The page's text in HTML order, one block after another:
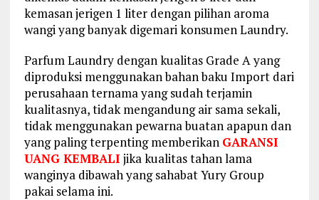
kemasan jerigen 1 liter dengan pilihan aroma
wangi yang banyak digemari konsumen Laundry.
Parfum Laundry dengan kualitas Grade A yang
diproduksi menggunakan bahan baku Import dari
perusahaan ternama yang sudah terjamin
kualitasnya, tidak mengandung air sama sekali,
tidak menggunakan pewarna buatan apapun dan
yang paling terpenting memberikan GARANSI
UANG KEMBALI jika kualitas tahan lama
wanginya dibawah yang sahabat Yury Group
pakai selama ini.